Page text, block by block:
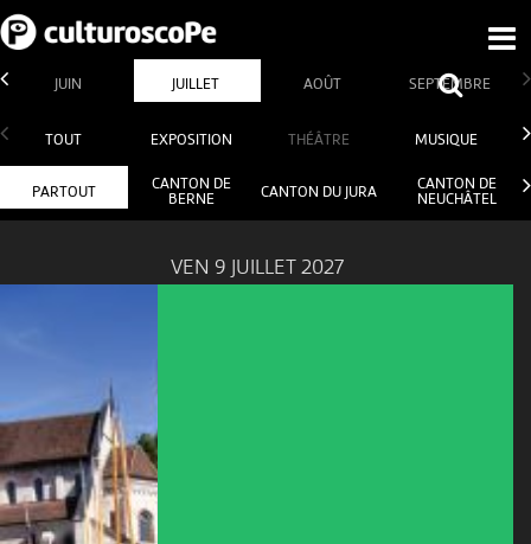
JUIN JUILLET AOÛT SEPTEMBRE
TOUT EXPOSITION THÉÂTRE MUSIQUE
PARTOUT
CANTON DE
BERNE
CANTON DU JURA
CANTON DE
NEUCHÂTEL
VEN 9 JUILLET 2027